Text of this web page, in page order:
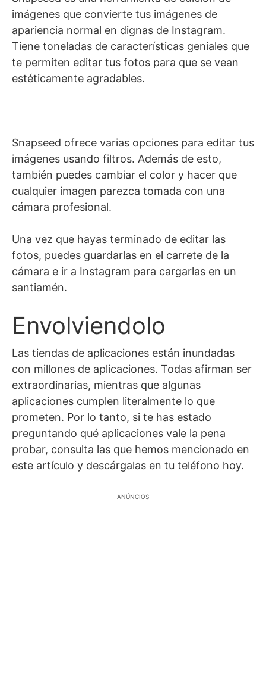
imágenes que convierte tus imágenes de
apariencia normal en dignas de Instagram.
Tiene toneladas de características geniales que
te permiten editar tus fotos para que se vean
estéticamente agradables.
Snapseed ofrece varias opciones para editar tus
imágenes usando filtros. Además de esto,
también puedes cambiar el color y hacer que
cualquier imagen parezca tomada con una
cámara profesional.
Una vez que hayas terminado de editar las
fotos, puedes guardarlas en el carrete de la
cámara e ir a Instagram para cargarlas en un
santiamén.
Envolviendolo
Las tiendas de aplicaciones están inundadas
con millones de aplicaciones. Todas afirman ser
extraordinarias, mientras que algunas
aplicaciones cumplen literalmente lo que
prometen. Por lo tanto, si te has estado
preguntando qué aplicaciones vale la pena
probar, consulta las que hemos mencionado en
este artículo y descárgalas en tu teléfono hoy.
ANÚNCIOS